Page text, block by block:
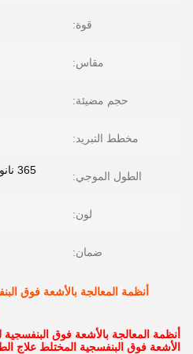
قوة:
مقاس:
حجم مضيئة:
مخطط التبريد:
الطول الموجي:
لون:
ضمان:
الأشعة فوق البنفسجية المختلط علاج